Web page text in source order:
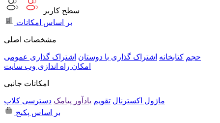
سطح کاربر
بر اساس امکانات
مشخصات اصلی
حجم کتابخانه اشتراک گذاری با دوستان اشتراک گذاری عمومی
امکان راه اندازی وب سایت
امکانات جانبی
ماژول اکسترنال تقویم یادآور پیامک دسترسی کلاب
بر اساس پکیج